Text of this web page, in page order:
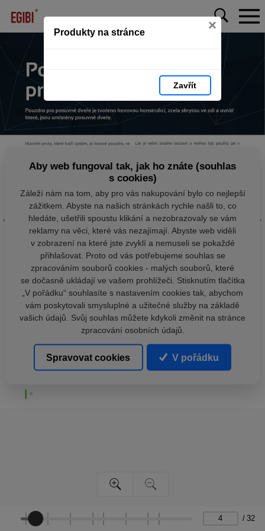
Produkty na stránce ×
Zavřít
/ 32
Aby web fungoval tak, jak ho znáte (souhlas
s cookies)
Záleží nám na tom, aby pro vás nakupování bylo co nejlepší
zážitkem. Abyste na našich stránkách rychle našli to, co
hledáte, ušetřili spoustu klikání a nezobrazovaly se vám
reklamy na věci, které vás nezajímají. Abyste web viděli
v zobrazení na které jste zvyklí a nemuseli se pokaždé
přihlašovat. Proto od vás potřebujeme souhlas se
zpracováním souborů cookies - malých souborů, které
se dočasně ukládají ve vašem prohlížeči. Stisknutím tlačítka
„V pořádku“ souhlasíte s nastavením cookies tak, abychom
vám poskytovali smysluplné a užitečné služby na základě
vašich údajů. Svůj souhlas můžete kdykoli změnit na stránce
zpracování osobních údajů.
Spravovat cookies V pořádku